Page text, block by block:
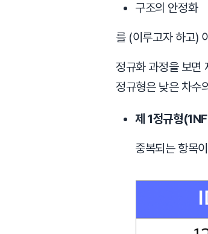
구조의 안정화
를 (이루고자 하고)
정규화 과정을 보면
정규형은 낮은 차수
제 1정규형
중복되는 항목